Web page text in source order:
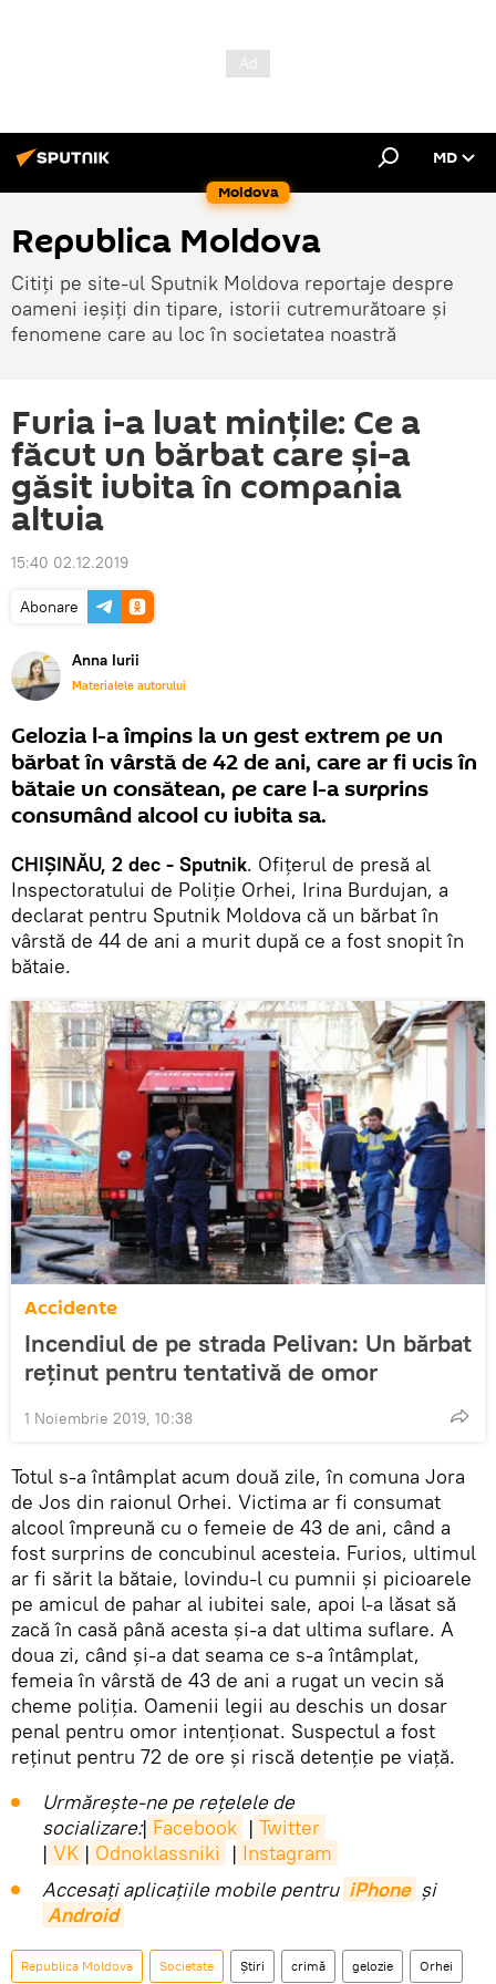
Moldova
MD
Republica Moldova
Citiți pe site-ul Sputnik Moldova reportaje despre
oameni ieșiți din tipare, istorii cutremurătoare și
fenomene care au loc în societatea noastră
Furia i-a luat mințile: Ce a
făcut un bărbat care și-a
găsit iubita în compania
altuia
15:40 02.12.2019
Abonare
Anna Iurii
Materialele autorului
Gelozia l-a împins la un gest extrem pe un
bărbat în vârstă de 42 de ani, care ar fi ucis în
bătaie un consătean, pe care l-a surprins
consumând alcool cu iubita sa.
CHIȘINĂU, 2 dec - Sputnik. Ofițerul de presă al
Inspectoratului de Poliție Orhei, Irina Burdujan, a
declarat pentru Sputnik Moldova că un bărbat în
vârstă de 44 de ani a murit după ce a fost snopit în
bătaie.
Accidente
Incendiul de pe strada Pelivan: Un bărbat
reținut pentru tentativă de omor
1 Noiembrie 2019, 10:38
Totul s-a întâmplat acum două zile, în comuna Jora
de Jos din raionul Orhei. Victima ar fi consumat
alcool împreună cu o femeie de 43 de ani, când a
fost surprins de concubinul acesteia. Furios, ultimul
ar fi sărit la bătaie, lovindu-l cu pumnii și picioarele
pe amicul de pahar al iubitei sale, apoi l-a lăsat să
zacă în casă până acesta și-a dat ultima suflare. A
doua zi, când și-a dat seama ce s-a întâmplat,
femeia în vârstă de 43 de ani a rugat un vecin să
cheme poliția. Oamenii legii au deschis un dosar
penal pentru omor intenționat. Suspectul a fost
reținut pentru 72 de ore și riscă detenție pe viață.
Urmărește-ne pe rețelele de
socializare:| Facebook | Twitter
| VK | Odnoklassniki | Instagram
Accesaţi aplicaţiile mobile pentru iPhone și
Android
Republica Moldova Societate Știri crimă gelozie Orhei